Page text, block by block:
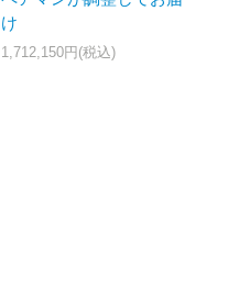
け
1,712,150円(税込)